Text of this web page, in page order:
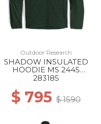
Outdoor Research
SHADOW INSULATED
HOODIE MS 2445
GROVE
283185
$ 795$ 1590